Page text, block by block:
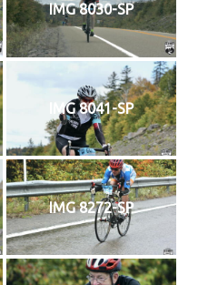
IMG 8030-SP
IMG 8041-SP
IMG 8272-SP